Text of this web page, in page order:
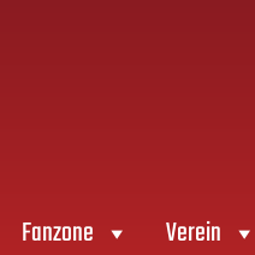
Fanzone Verein